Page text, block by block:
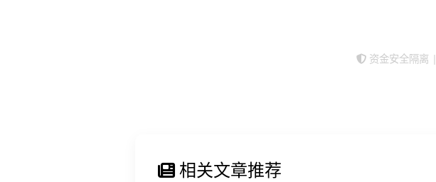
资金安全隔离 |
相关文章推荐